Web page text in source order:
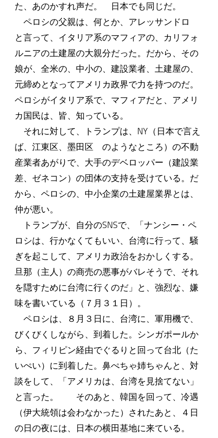
た、あのかすれ声だ。 日本でも同じだ。
ペロシの父親は、何とか、アレッサンドロ
と言って、イタリア系のマフィアの、カリフォ
ルニアの土建屋の大親分だった。だから、その
娘が、全米の、中小の、建設業者、土建屋の、
元締めとなってアメリカ政界で力を持つのだ。
ペロシがイタリア系で、マフィアだと、アメリ
カ国民は、皆、知っている。
それに対して、トランプは、NY（日本で言え
ば、江東区、墨田区 のようなところ）の不動
産業者あがりで、大手のデベロッパー（建設業
差、ゼネコン）の団体の支持を受けている。だ
から、ペロシの、中小企業の土建屋業界とは、
仲が悪い。
トランプが、自分のSNSで、「ナンシー・ペ
ロシは、行かなくてもいい、台湾に行って、騒
ぎを起こして、アメリカ政治をおかしくする。
旦那（主人）の商売の悪事がバレそうで、それ
を隠すために台湾に行くのだ」と、強烈な、嫌
味を書いている（７月３１日）。
ペロシは、８月３日に、台湾に、軍用機で、
びくびくしながら、到着した。シンガポールか
ら、フィリピン経由でぐるりと回って台北（た
いぺい）に到着した。鼻ぺちゃ姉ちゃんと、対
談をして、「アメリカは、台湾を見捨てない」
と言った。 そのあと、韓国を回って、冷遇
（伊大統領は会わなかった）されたあと、４日
の日の夜には、日本の横田基地に来ている。